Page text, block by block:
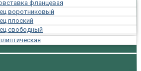
фланцевая
воротниковый
плоский
свободный